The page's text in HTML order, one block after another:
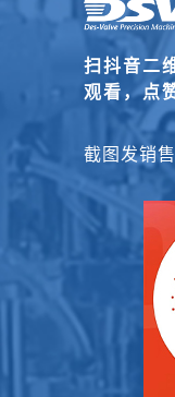
扫抖音二
观看，点
截图发销